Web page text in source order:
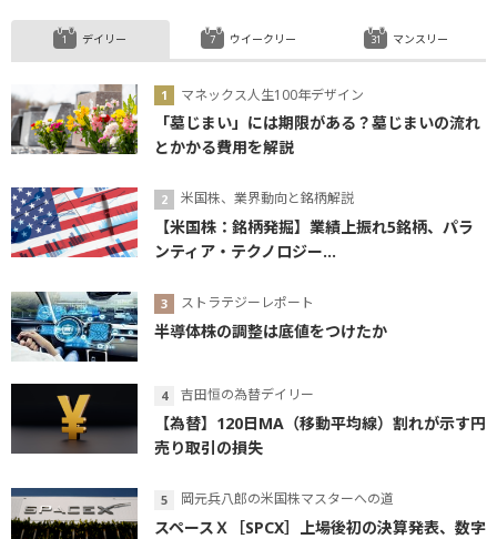
デイリー
マネックス人生100年デザイン
「墓じまい」には期限がある？墓じまいの流れ
とかかる費用を解説
米国株、業界動向と銘柄解説
【米国株：銘柄発掘】業績上振れ5銘柄、パラ
ンティア・テクノロジー...
ストラテジーレポート
半導体株の調整は底値をつけたか
吉田恒の為替デイリー
【為替】120日MA（移動平均線）割れが示す円
売り取引の損失
岡元兵八郎の米国株マスターへの道
スペースＸ［SPCX］上場後初の決算発表、数字
ウイークリー マンスリー